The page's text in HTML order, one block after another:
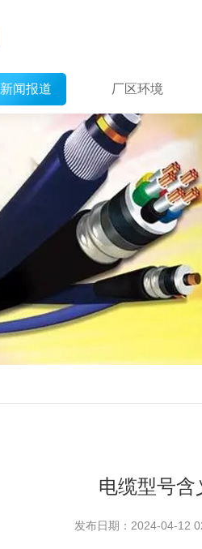
新闻报道 厂区环境
电缆型号含
发布日期：2024-04-12